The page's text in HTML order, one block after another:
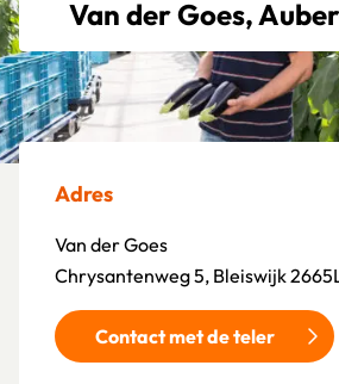
Van der Goes,
Adres
Van der Goes
Chrysantenweg 5, Bleiswijk
Contact met de teler